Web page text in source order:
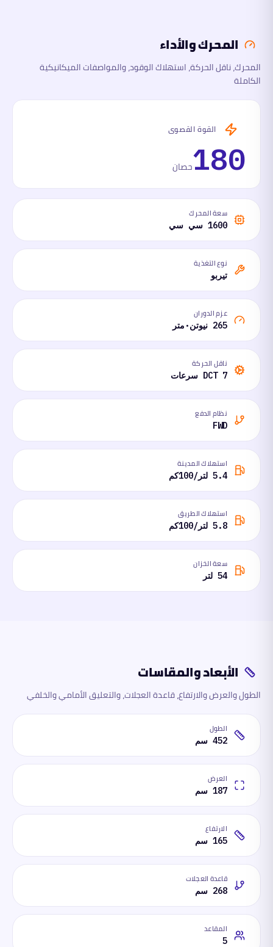
المحرك والأداء
المحرك، ناقل الحركة، استهلاك الوقود، والمواصفات الميكانيكية
الكاملة
القوة القصوى
180حصان
سعة المحرك
1600 سي سي
نوع التغذية
تيربو
عزم الدوران
265 نيوتن·متر
ناقل الحركة
DCT 7 سرعات
نظام الدفع
FWD
استهلاك المدينة
5.4 لتر/100كم
استهلاك الطريق
5.8 لتر/100كم
سعة الخزان
54 لتر
الأبعاد والمقاسات
الطول والعرض والارتفاع، قاعدة العجلات، والتعليق الأمامي والخلفي
الطول
452 سم
العرض
187 سم
الارتفاع
165 سم
قاعدة العجلات
268 سم
المقاعد
5